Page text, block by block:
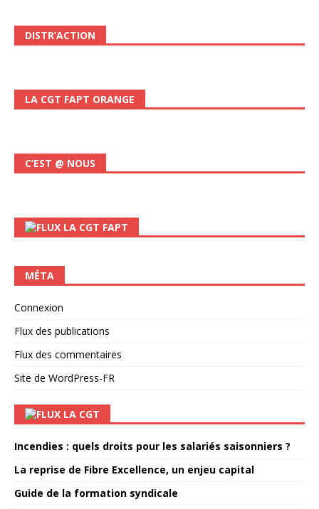
DISTR’ACTION
LA CGT FAPT ORANGE
C’EST @ NOUS
LA CGT FAPT
MÉTA
Connexion
Flux des publications
Flux des commentaires
Site de WordPress-FR
LA CGT
Incendies : quels droits pour les salariés saisonniers ?
La reprise de Fibre Excellence, un enjeu capital
Guide de la formation syndicale